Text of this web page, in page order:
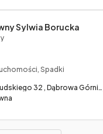
Sylwia Borucka
Spadki
aleja Józefa Piłsudskiego 32 , Dąbrowa Górnicza